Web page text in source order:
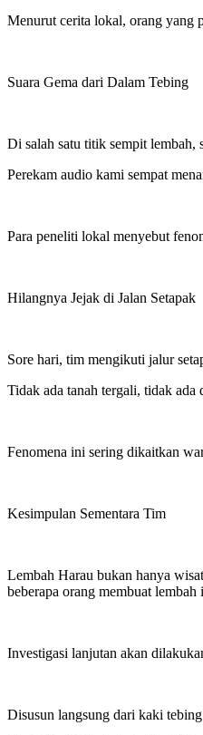
Menurut cerita lokal, orang yang
Suara Gema dari Dalam Tebing
Di salah satu titik sempit lembah,
Perekam audio kami sempat
Para peneliti lokal menyebut
Hilangnya Jejak di Jalan Setapak
Sore hari, tim mengikuti jalur
Tidak ada tanah tergali, tidak ada
Fenomena ini sering dikaitkan
Kesimpulan Sementara Tim
Lembah Harau bukan hanya
beberapa orang membuat
Investigasi lanjutan akan
Disusun langsung dari kaki